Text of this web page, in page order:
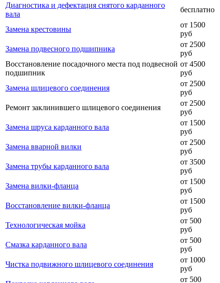
Диагностика и дефектация снятого карданного
вала
бесплатно
Замена крестовины
от 1500
руб
Замена подвесного подшипника
от 2500
руб
Восстановление посадочного места под подвесной
подшипник
от 4500
руб
Замена шлицевого соединения
от 2500
руб
Ремонт заклинившего шлицевого соединения
от 2500
руб
Замена шруса карданного вала
от 1500
руб
Замена вварной вилки
от 2500
руб
Замена трубы карданного вала
от 3500
руб
Замена вилки-фланца
от 1500
руб
Восстановление вилки-фланца
от 1500
руб
Технологическая мойка
от 500
руб
Смазка карданного вала
от 500
руб
Чистка подвижного шлицевого соединения
от 1000
руб
от 500